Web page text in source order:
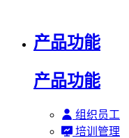
产品功能
产品功能
组织员工
培训管理